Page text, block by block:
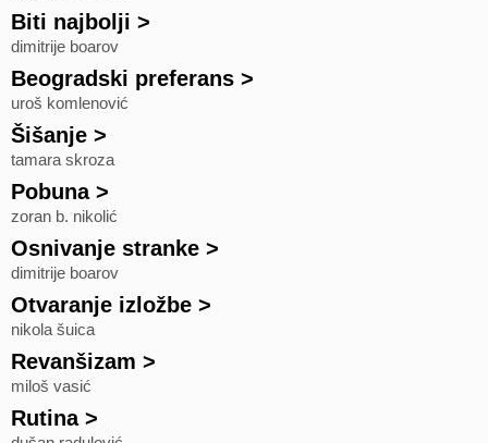
Biti najbolji >
dimitrije boarov
Beogradski preferans >
uroš komlenović
Šišanje >
tamara skroza
Pobuna>
zoran b. nikolić
Osnivanje stranke >
dimitrije boarov
Otvaranje izložbe >
nikola šuica
Revanšizam >
miloš vasić
Rutina>